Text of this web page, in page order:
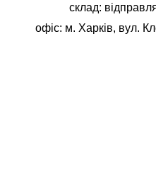
склад:
офіс: м. Харків, вул.